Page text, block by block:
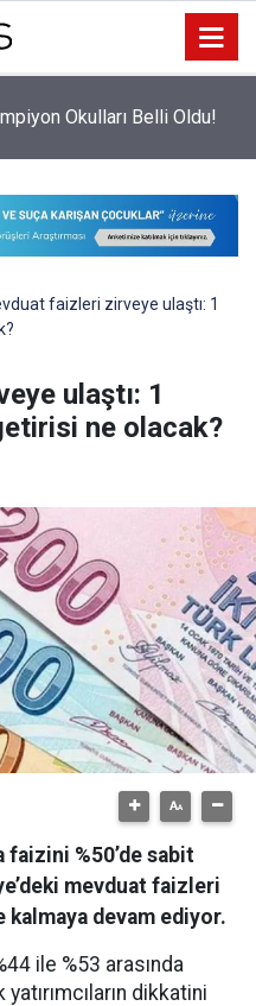
Okulları Belli Oldu!
faizleri zirveye ulaştı: 1
ulaştı: 1
ne olacak?
faizini %50’de sabit
mevduat faizleri
devam ediyor.
ile %53 arasında
dikkatini